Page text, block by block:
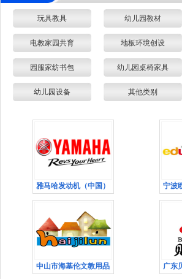
玩具教具 幼儿园教材
电教家园共育 地板环境创设
园服家纺书包 幼儿园桌椅家具
幼儿园设备 其他类别
雅马哈发动机（中国） 宁波
中山市海基伦文教用品 广东